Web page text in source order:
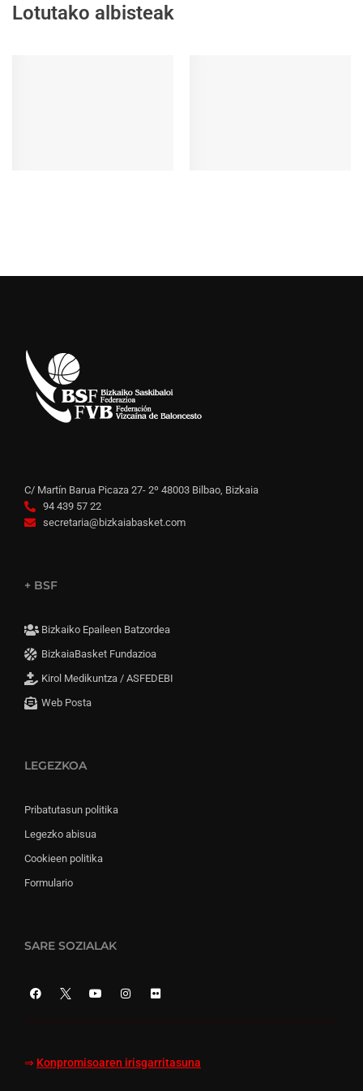
Lotutako albisteak
C/ Martín Barua Picaza 27- 2º 48003 Bilbao, Bizkaia
94 439 57 22
secretaria@bizkaiabasket.com
+ BSF
Bizkaiko Epaileen Batzordea
BizkaiaBasket Fundazioa
Kirol Medikuntza / ASFEDEBI
Web Posta
LEGEZKOA
Pribatutasun politika
Legezko abisua
Cookieen politika
Formulario
SARE SOZIALAK
⇒ Konpromisoaren irisgarritasuna